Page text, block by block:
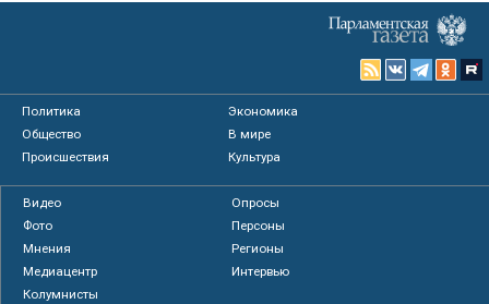
Политика
Экономика
Общество
В мире
Происшествия
Культура
Видео
Опросы
Фото
Персоны
Мнения
Регионы
Медиацентр
Интервью
Колумнисты